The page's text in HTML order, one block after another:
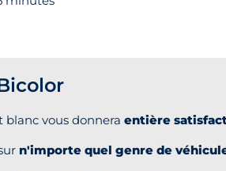
blanc vous donnera entière
n'importe quel genre de